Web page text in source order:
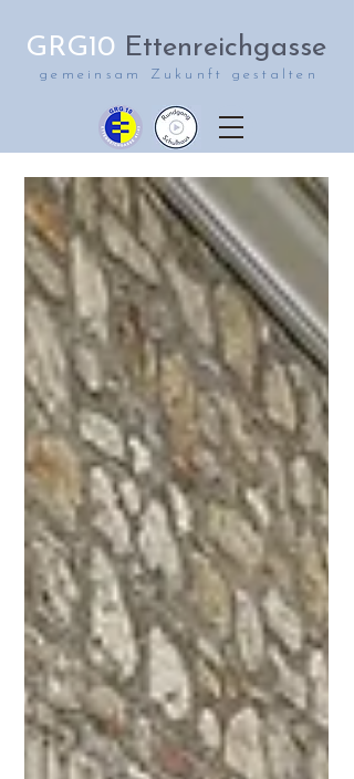
GRG10 Ettenreichgasse
gemeinsam Zukunft gestalten